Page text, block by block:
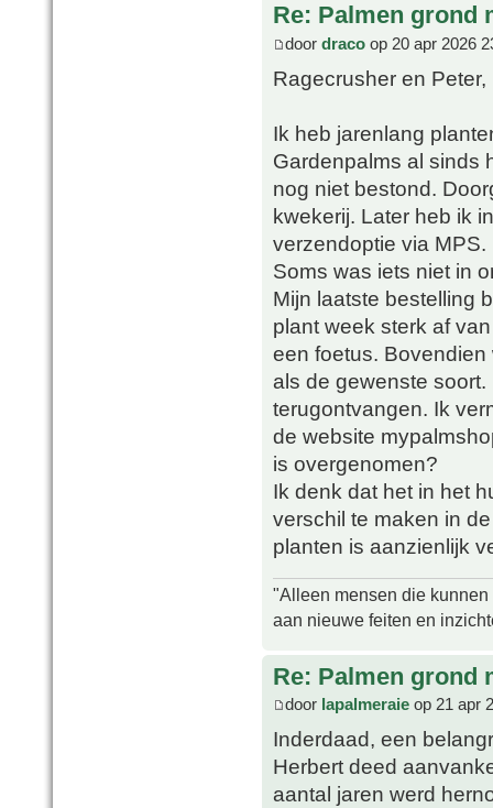
Re: Palmen grond
door draco op 20 apr 2026
Ragecrusher en Peter,
Ik heb jarenlang
Gardenpalms al sinds
nog niet bestond.
kwekerij. Later heb ik
verzendoptie via MPS.
Soms was iets niet in
Mijn laatste bestelling
plant week sterk af
een foetus.
als de gewenste
terugontvangen. Ik
de website
is overgenomen?
Ik denk dat het in het
verschil te maken in
planten is aanzienlijk
"Alleen mensen die
aan nieuwe feiten en
Re: Palmen grond
door lapalmeraie op 21 apr
Inderdaad, een
Herbert deed
aantal jaren werd